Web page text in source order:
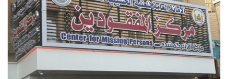
منذ 4 أيام